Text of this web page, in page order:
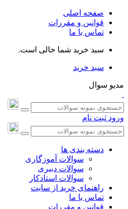
صفحه اصلی
قوانین و مقررات
تماس با ما
سبد خرید شما خالی است.
سبد خرید
مدیو سوال
ورود ثبت نام
دسته بندی ها
سوالات آموزگاری
سوالات دبیری
سوالات استادکار
راهنمای خرید از سایت
تماس با ما
قوانین و مقررات